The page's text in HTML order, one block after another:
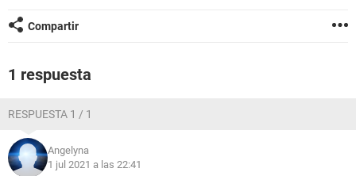
Compartir
1 respuesta
RESPUESTA 1 / 1
Angelyna
1 jul 2021 a las 22:41